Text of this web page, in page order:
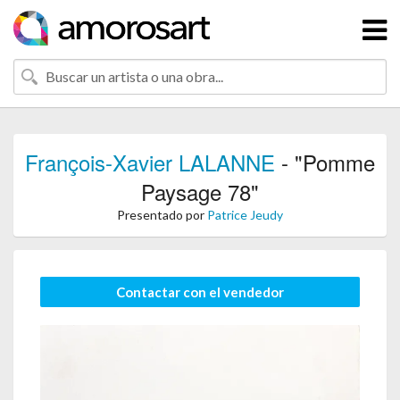
François-Xavier LALANNE - "Pomme
Paysage 78"
Presentado por Patrice Jeudy
Contactar con el vendedor